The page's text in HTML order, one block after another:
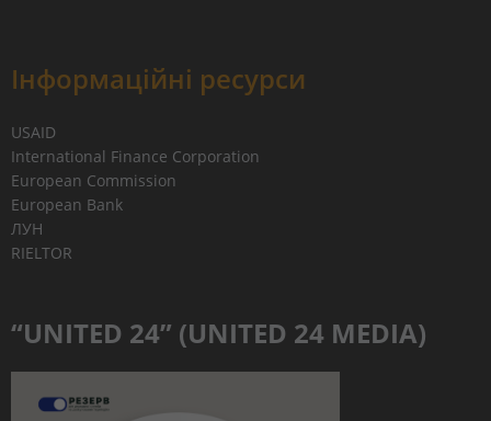
Інформаційні ресурси
USAID
International Finance Corporation
European Commission
European Bank
ЛУН
RIELTOR
“UNITED 24” (UNITED 24 MEDIA)